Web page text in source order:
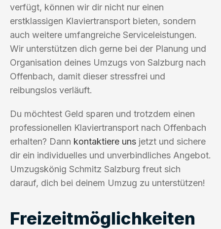
verfügt, können wir dir nicht nur einen
erstklassigen Klaviertransport bieten, sondern
auch weitere umfangreiche Serviceleistungen.
Wir unterstützen dich gerne bei der Planung und
Organisation deines Umzugs von Salzburg nach
Offenbach, damit dieser stressfrei und
reibungslos verläuft.
Du möchtest Geld sparen und trotzdem einen
professionellen Klaviertransport nach Offenbach
erhalten? Dann kontaktiere uns jetzt und sichere
dir ein individuelles und unverbindliches Angebot.
Umzugskönig Schmitz Salzburg freut sich
darauf, dich bei deinem Umzug zu unterstützen!
Freizeitmöglichkeiten